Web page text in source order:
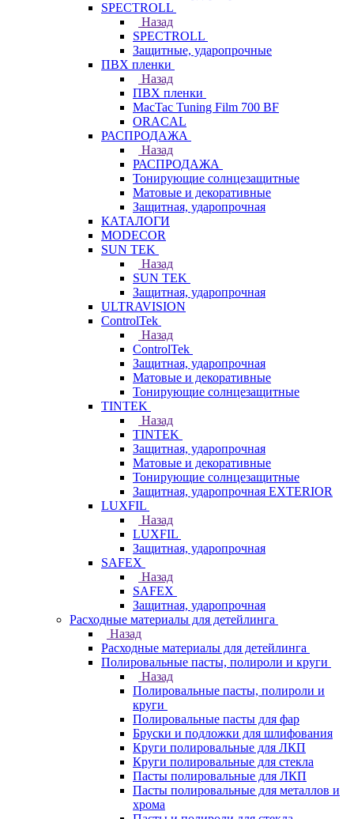
SPECTROLL
Назад
SPECTROLL
Защитные, ударопрочные
ПВХ пленки
Назад
ПВХ пленки
MacTac Tuning Film 700 BF
ORACAL
РАСПРОДАЖА
Назад
РАСПРОДАЖА
Тонирующие солнцезащитные
Матовые и декоративные
Защитная, ударопрочная
КАТАЛОГИ
MODECOR
SUN TEK
Назад
SUN TEK
Защитная, ударопрочная
ULTRAVISION
ControlTek
Назад
ControlTek
Защитная, ударопрочная
Матовые и декоративные
Тонирующие солнцезащитные
TINTEK
Назад
TINTEK
Защитная, ударопрочная
Матовые и декоративные
Тонирующие солнцезащитные
Защитная, ударопрочная EXTERIOR
LUXFIL
Назад
LUXFIL
Защитная, ударопрочная
SAFEX
Назад
SAFEX
Защитная, ударопрочная
Расходные материалы для детейлинга
Назад
Расходные материалы для детейлинга
Полировальные пасты, полироли и круги
Назад
Полировальные пасты, полироли и
круги
Полировальные пасты для фар
Бруски и подложки для шлифования
Круги полировальные для ЛКП
Круги полировальные для стекла
Пасты полировальные для ЛКП
Пасты полировальные для металлов и
хрома